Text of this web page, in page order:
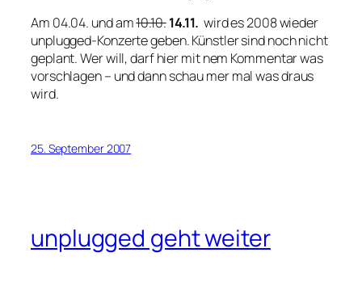
Am 04.04. und am10.10.14.11. wird es 2008 wieder
unplugged-Konzerte geben. Künstler sind noch nicht
geplant. Wer will, darf hier mit nem Kommentar was
vorschlagen – und dann schau mer mal was draus
wird.
25. September 2007
unplugged geht weiter